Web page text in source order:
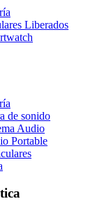
Liberados
de sonido
Audio
Portable